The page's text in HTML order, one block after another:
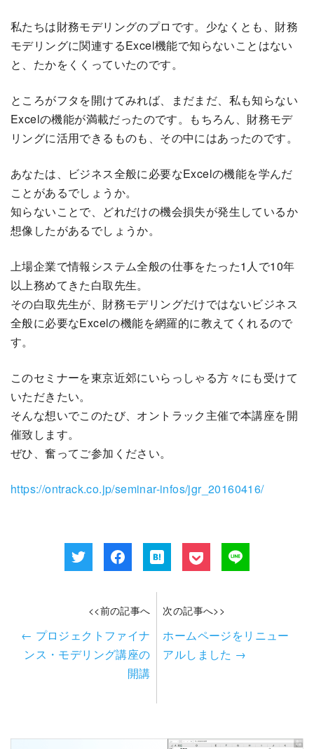
私たちは財務モデリングのプロです。少なくとも、財務
モデリングに関連するExcel機能で知らないことはない
と、たかをくくっていたのです。
ところがフタを開けてみれば、まだまだ、私も知らない
Excelの機能が満載だったのです。もちろん、財務モデ
リングに活用できるものも、その中にはあったのです。
あなたは、ビジネス全般に必要なExcelの機能を学んだ
ことがあるでしょうか。
知らないことで、どれだけの機会損失が発生しているか
想像したがあるでしょうか。
上場企業で情報システム全般の仕事をたった1人で10年
以上務めてきた白取先生。
その白取先生が、財務モデリングだけではないビジネス
全般に必要なExcelの機能を網羅的に教えてくれるので
す。
このセミナーを東京近郊にいらっしゃる方々にも受けて
いただきたい。
そんな想いでこのたび、オントラック主催で本講座を開
催致します。
ぜひ、奮ってご参加ください。
https://ontrack.co.jp/seminar-infos/jgr_20160416/
<<前の記事へ
← プロジェクトファイナ
ンス・モデリング講座の
開講
次の記事へ>>
ホームページをリニュー
アルしました →